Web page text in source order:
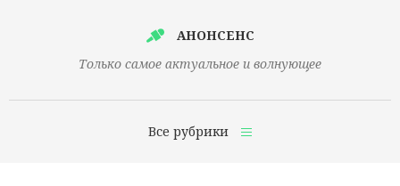
АНОНСЕНС
Только самое актуальное и волнующее
Все рубрики